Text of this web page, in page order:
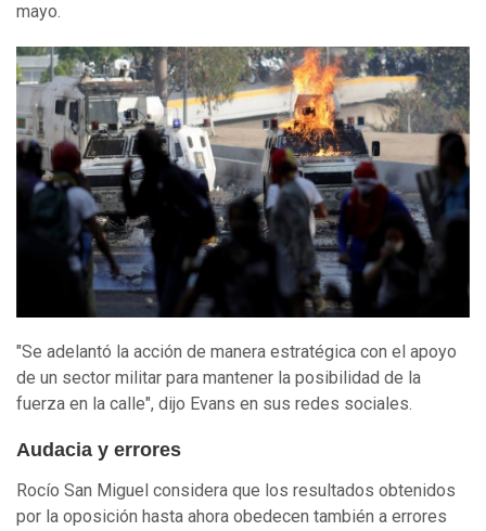
mayo.
"Se adelantó la acción de manera estratégica con el apoyo
de un sector militar para mantener la posibilidad de la
fuerza en la calle", dijo Evans en sus redes sociales.
Audacia y errores
Rocío San Miguel considera que los resultados obtenidos
por la oposición hasta ahora obedecen también a errores